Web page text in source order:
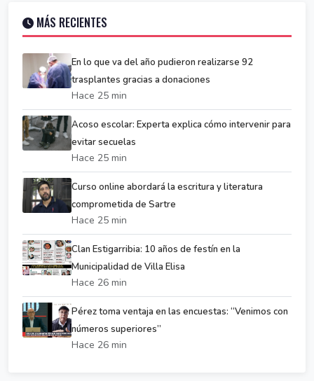
MÁS RECIENTES
En lo que va del año pudieron realizarse 92
trasplantes gracias a donaciones
Hace 25 min
Acoso escolar: Experta explica cómo intervenir para
evitar secuelas
Hace 25 min
Curso online abordará la escritura y literatura
comprometida de Sartre
Hace 25 min
Clan Estigarribia: 10 años de festín en la
Municipalidad de Villa Elisa
Hace 26 min
Pérez toma ventaja en las encuestas: “Venimos con
números superiores”
Hace 26 min